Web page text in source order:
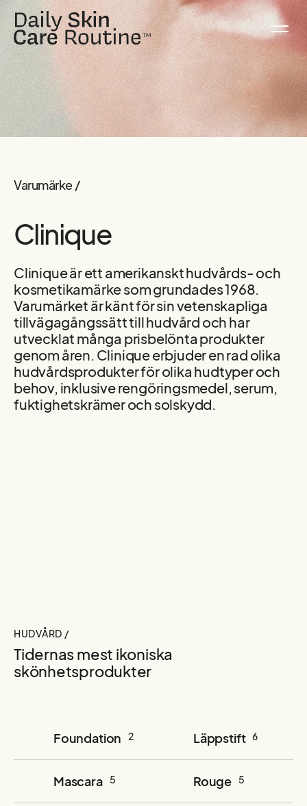
Varumärke /
Clinique
Clinique är ett amerikanskt hudvårds- och
kosmetikamärke som grundades 1968.
Varumärket är känt för sin vetenskapliga
tillvägagångssätt till hudvård och har
utvecklat många prisbelönta produkter
genom åren. Clinique erbjuder en rad olika
hudvårdsprodukter för olika hudtyper och
behov, inklusive rengöringsmedel, serum,
fuktighetskrämer och solskydd.
HUDVÅRD /
Tidernas mest ikoniska
skönhetsprodukter
Foundation 2 Läppstift 6
Mascara 5 Rouge 5